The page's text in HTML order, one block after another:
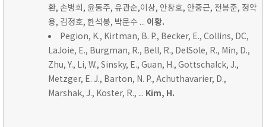
환, 손병희, 윤동주, 유관순,이상, 안창호, 안중근, 전봉준, 정약
용, 김정호, 한석봉, 박문수 ... 이황.
Pegion, K., Kirtman, B. P., Becker, E., Collins, DC,
LaJoie, E., Burgman, R., Bell, R., DelSole, R., Min, D.,
Zhu, Y., Li, W., Sinsky, E., Guan, H., Gottschalck, J.,
Metzger, E. J., Barton, N. P., Achuthavarier, D.,
Marshak, J., Koster, R., ... Kim, H.